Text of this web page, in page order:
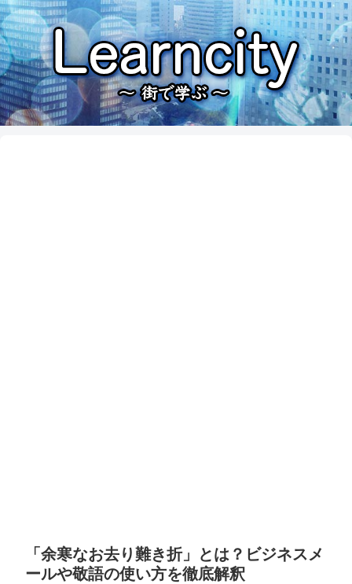
「余寒なお去り難き折」とは？ビジネスメ
ールや敬語の使い方を徹底解釈